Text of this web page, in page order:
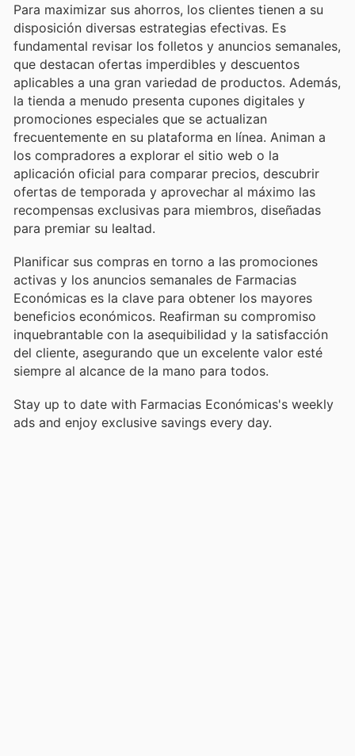
Para maximizar sus ahorros, los clientes tienen a su
disposición diversas estrategias efectivas. Es
fundamental revisar los folletos y anuncios semanales,
que destacan ofertas imperdibles y descuentos
aplicables a una gran variedad de productos. Además,
la tienda a menudo presenta cupones digitales y
promociones especiales que se actualizan
frecuentemente en su plataforma en línea. Animan a
los compradores a explorar el sitio web o la
aplicación oficial para comparar precios, descubrir
ofertas de temporada y aprovechar al máximo las
recompensas exclusivas para miembros, diseñadas
para premiar su lealtad.
Planificar sus compras en torno a las promociones
activas y los anuncios semanales de Farmacias
Económicas es la clave para obtener los mayores
beneficios económicos. Reafirman su compromiso
inquebrantable con la asequibilidad y la satisfacción
del cliente, asegurando que un excelente valor esté
siempre al alcance de la mano para todos.
Stay up to date with Farmacias Económicas's weekly
ads and enjoy exclusive savings every day.